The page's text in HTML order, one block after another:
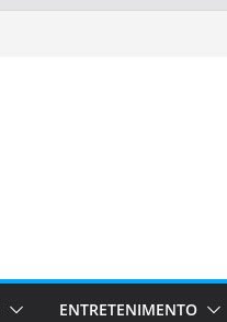
ENTRETENIMENTO